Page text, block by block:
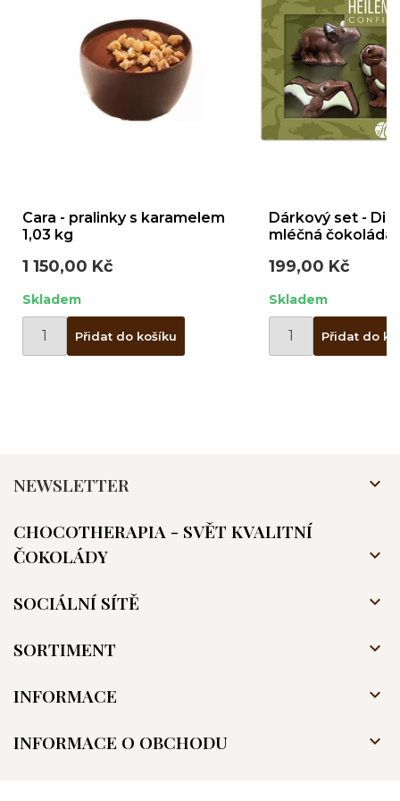
Cara - pralinky s karamelem
1,03 kg
1 150,00 Kč
Skladem
Přidat do košíku
Dárkový set -
199,00 Kč
Skladem
Přidat do
NEWSLETTER 
CHOCOTHERAPIA - SVĚT KVALITNÍ
ČOKOLÁDY

SOCIÁLNÍ SÍTĚ 
SORTIMENT 
INFORMACE 
INFORMACE O OBCHODU 